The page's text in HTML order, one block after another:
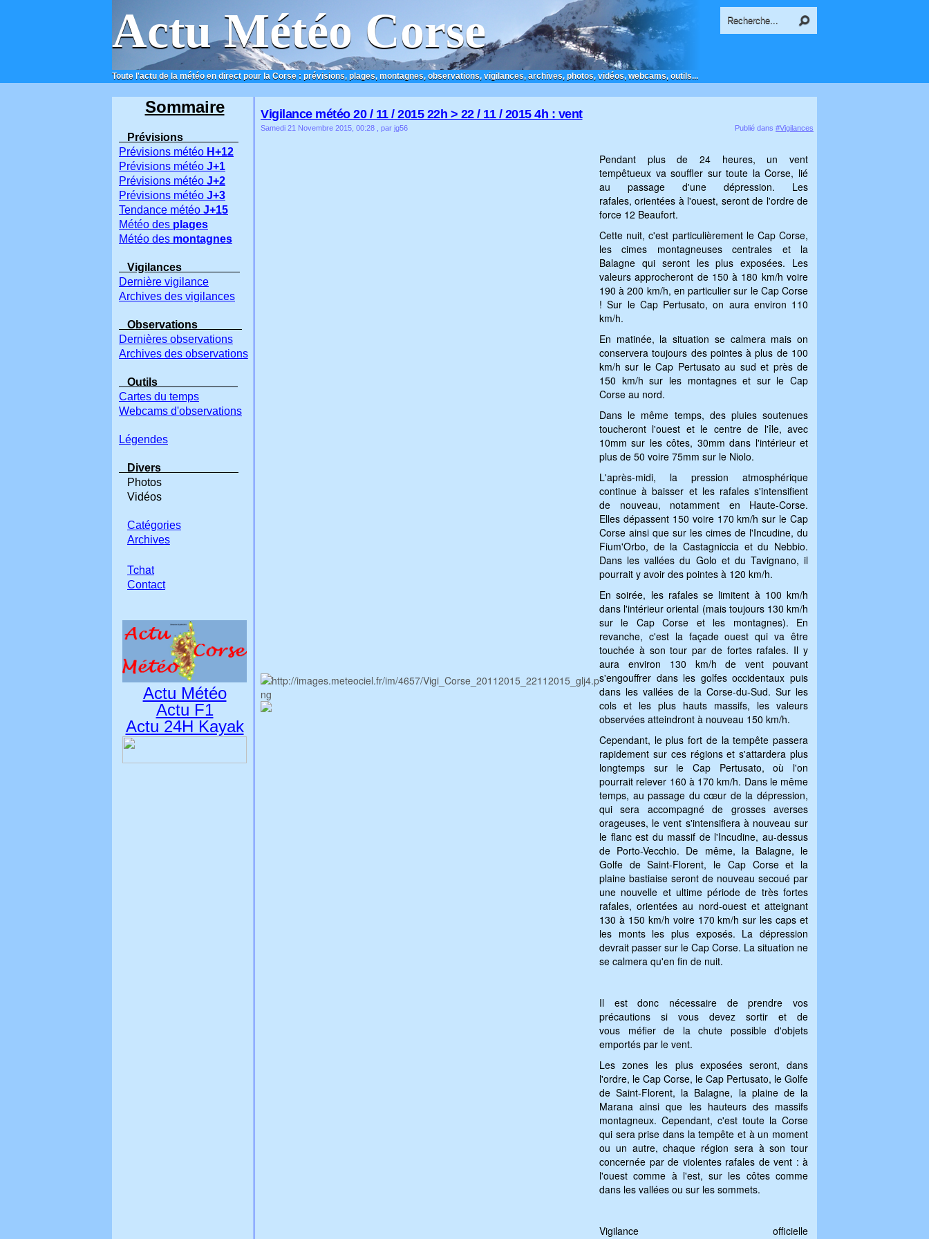
Actu Météo Corse
Toute l'actu de la météo en direct pour la Corse : prévisions, plages, montagnes, observations, vigilances, archives, photos, vidéos, webcams, outils...
ACCUEIL CONTACT
Vigilance météo 20 / 11 / 2015 22h > 22 / 11 / 2015 4h : vent
Samedi 21 Novembre 2015, 00:28 , par jg56 Publié dans #Vigilances
Pendant plus de 24 heures, un vent
tempêtueux va souffler sur toute la Corse, lié
au passage d'une dépression. Les
rafales, orientées à l'ouest, seront de l'ordre de
force 12 Beaufort.
Cette nuit, c'est particulièrement le Cap Corse,
les cimes montagneuses centrales et la
Balagne qui seront les plus exposées. Les
valeurs approcheront de 150 à 180 km/h voire
190 à 200 km/h, en particulier sur le Cap Corse
! Sur le Cap Pertusato, on aura environ 110
km/h.
En matinée, la situation se calmera mais on
conservera toujours des pointes à plus de 100
km/h sur le Cap Pertusato au sud et près de
150 km/h sur les montagnes et sur le Cap
Corse au nord.
Dans le même temps, des pluies soutenues
toucheront l'ouest et le centre de l'île, avec
10mm sur les côtes, 30mm dans l'intérieur et
plus de 50 voire 75mm sur le Niolo.
L'après-midi, la pression atmosphérique
continue à baisser et les rafales s'intensifient
de nouveau, notamment en Haute-Corse.
Elles dépassent 150 voire 170 km/h sur le Cap
Corse ainsi que sur les cimes de l'Incudine, du
Fium'Orbo, de la Castagniccia et du Nebbio.
Dans les vallées du Golo et du Tavignano, il
pourrait y avoir des pointes à 120 km/h.
En soirée, les rafales se limitent à 100 km/h
dans l'intérieur oriental (mais toujours 130 km/h
sur le Cap Corse et les montagnes). En
revanche, c'est la façade ouest qui va être
touchée à son tour par de fortes rafales. Il y
aura environ 130 km/h de vent pouvant
s'engouffrer dans les golfes occidentaux puis
dans les vallées de la Corse-du-Sud. Sur les
cols et les plus hauts massifs, les valeurs
observées atteindront à nouveau 150 km/h.
Cependant, le plus fort de la tempête passera
rapidement sur ces régions et s'attardera plus
longtemps sur le Cap Pertusato, où l'on
pourrait relever 160 à 170 km/h. Dans le même
temps, au passage du cœur de la dépression,
qui sera accompagné de grosses averses
orageuses, le vent s'intensifiera à nouveau sur
le flanc est du massif de l'Incudine, au-dessus
de Porto-Vecchio. De même, la Balagne, le
Golfe de Saint-Florent, le Cap Corse et la
plaine bastiaise seront de nouveau secoué par
une nouvelle et ultime période de très fortes
rafales, orientées au nord-ouest et atteignant
130 à 150 km/h voire 170 km/h sur les caps et
les monts les plus exposés. La dépression
devrait passer sur le Cap Corse. La situation ne
se calmera qu'en fin de nuit.
Il est donc nécessaire de prendre vos
précautions si vous devez sortir et de
vous méfier de la chute possible d'objets
emportés par le vent.
Les zones les plus exposées seront, dans
l'ordre, le Cap Corse, le Cap Pertusato, le Golfe
de Saint-Florent, la Balagne, la plaine de la
Marana ainsi que les hauteurs des massifs
montagneux. Cependant, c'est toute la Corse
qui sera prise dans la tempête et à un moment
ou un autre, chaque région sera à son tour
concernée par de violentes rafales de vent : à
l'ouest comme à l'est, sur les côtes comme
dans les vallées ou sur les sommets.
Vigilance officielle
Sommaire
Prévisions
Prévisions météo H+12
Prévisions météo J+1
Prévisions météo J+2
Prévisions météo J+3
Tendance météo J+15
Météo des plages
Météo des montagnes
Vigilances
Dernière vigilance
Archives des vigilances
Observations
Dernières observations
Archives des observations
Outils
Cartes du temps
Webcams d'observations
Légendes
Divers
Photos
Vidéos
Catégories
Archives
Tchat
Contact
Actu Météo
Actu F1
Actu 24H Kayak